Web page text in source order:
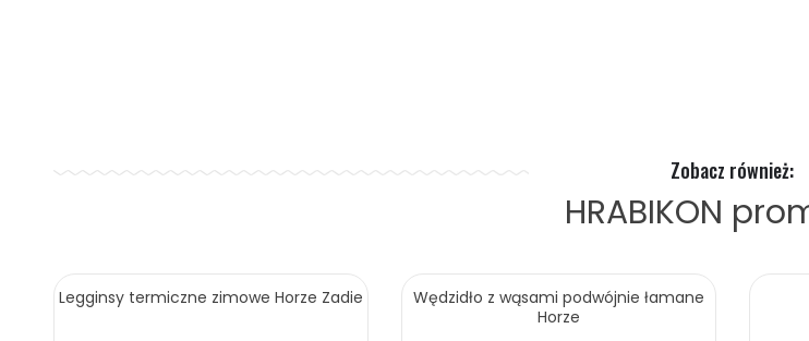
Zobacz również:
HRABIKON
Legginsy termiczne zimowe Horze Zadie
Wędzidło z wąsami podwójnie łamane
Horze